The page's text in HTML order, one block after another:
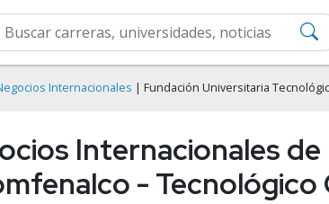
Internacionales | Fundación Universitaria
Internacionales
- Tecnológico